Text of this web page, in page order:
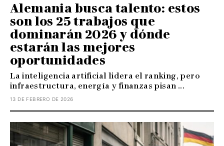
Alemania busca talento: estos
son los 25 trabajos que
dominarán 2026 y dónde
estarán las mejores
oportunidades
La inteligencia artificial lidera el ranking, pero
infraestructura, energía y finanzas pisan ...
13 DE FEBRERO DE 2026